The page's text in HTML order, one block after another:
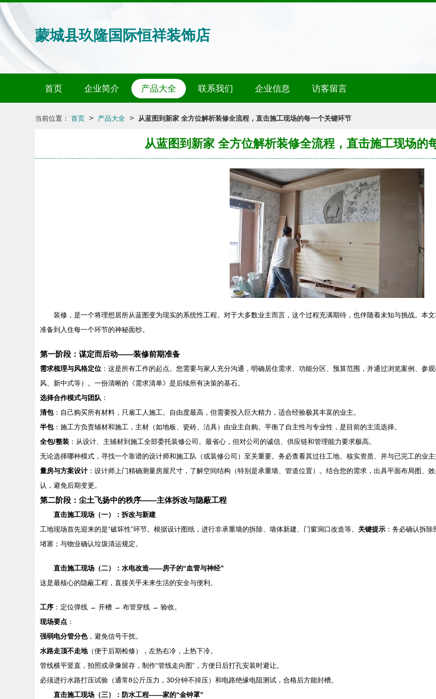
蒙城县玖隆国际恒祥装饰店
首页 企业简介 产品大全 联系我们 企业信息 访客留言
当前位置： 首页 > 产品大全 > 从蓝图到新家 全方位解析装修全流程，直击施工现场的每一个关键环节
从蓝图到新家 全方位解析装修全流程，直击施工现场的
装修，是一个将理想居所从蓝图变为现实的系统性工程。对于大多数业主而言，这个过程充满期待，也伴随着未知与挑战。本
准备到入住每一个环节的神秘面纱。
第一阶段：谋定而后动——装修前期准备
需求梳理与风格定位 ：这是所有工作的起点。您需要与家人充分沟通，明确居住需求、功能分区、预算范围，并通过浏览案例、参
风、新中式等）。一份清晰的《需求清单》是后续所有决策的基石。
选择合作模式与团队 ：
清包：自己购买所有材料，只雇工人施工。自由度最高，但需要投入巨大精力，适合经验极其丰富的业主。
半包：施工方负责辅材和施工，主材（如地板、瓷砖、洁具）由业主自购。平衡了自主性与专业性，是目前的主流选择。
全包/整装 ：从设计、主辅材到施工全部委托装修公司。最省心，但对公司的诚信、供应链和管理能力要求极高。
无论选择哪种模式，寻找一个靠谱的设计师和施工队（或装修公司）至关重要。务必查看其过往工地、核实资质、并与已完工的业
量房与方案设计 ：设计师上门精确测量房屋尺寸，了解空间结构（特别是承重墙、管道位置）。结合您的需求，出具平面布局图、
认，避免后期变更。
第二阶段：尘土飞扬中的秩序——主体拆改与隐蔽工程
直击施工现场（一）：拆改与新建
工地现场首先迎来的是“破坏性”环节。根据设计图纸，进行非承重墙的拆除、墙体新建、门窗洞口改造等。 关键提示 ：务必确认拆
堵塞；与物业确认垃圾清运规定。
直击施工现场（二）：水电改造——房子的“血管与神经”
这是最核心的隐蔽工程，直接关乎未来生活的安全与便利。
工序 ：定位弹线 → 开槽 → 布管穿线 → 验收。
现场要点 ：
强弱电分管分色，避免信号干扰。
水路走顶不走地（便于后期检修），左热右冷，上热下冷。
管线横平竖直，拍照或录像留存，制作“管线走向图”，方便日后打孔安装时避让。
必须进行水路打压试验（通常8公斤压力，30分钟不掉压）和电路绝缘电阻测试，合格后方能封槽。
直击施工现场（三）：防水工程——家的“金钟罩”